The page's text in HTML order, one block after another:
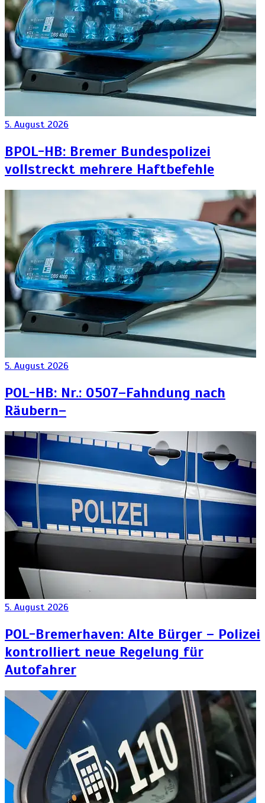
5. August 2026
BPOL-HB: Bremer Bundespolizei
vollstreckt mehrere Haftbefehle
5. August 2026
POL-HB: Nr.: 0507–Fahndung nach
Räubern–
5. August 2026
POL-Bremerhaven: Alte Bürger – Polizei
kontrolliert neue Regelung für
Autofahrer